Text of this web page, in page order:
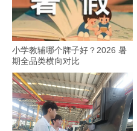
小学教辅哪个牌子好？2026 暑
期全品类横向对比